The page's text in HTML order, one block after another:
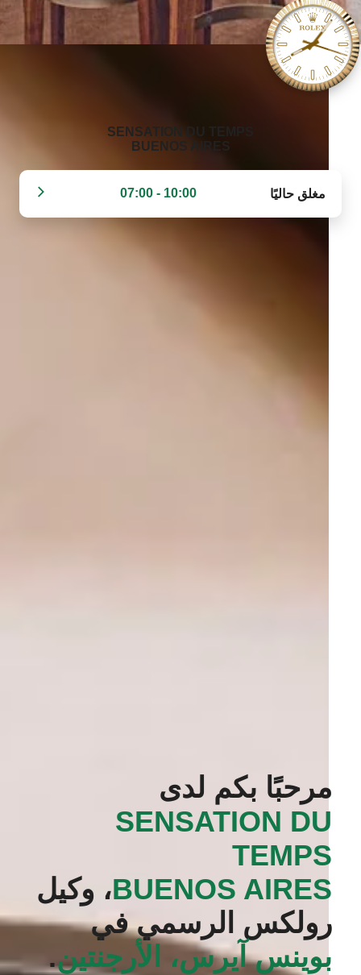
‭SENSATION DU TEMPS
BUENOS AIRES‬
مغلق حاليًا 10:00 - 07:00
مرحبًا بكم لدى
‭SENSATION DU
TEMPS
BUENOS AIRES‬، وكيل
رولكس الرسمي في
بوينس آيرس، الأرجنتين.